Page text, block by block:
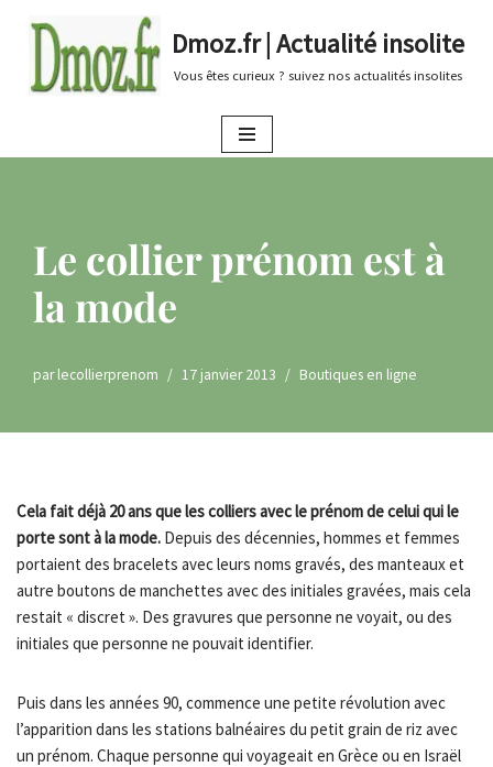
au
Dmoz.fr | Actualité insolite
Vous êtes curieux ? suivez nos actualités insolites
Le collier prénom est à
la mode
parlecollierprenom 17 janvier 2013 Boutiques en ligne
Cela fait déjà 20 ans que les colliers avec le prénom de celui qui le
porte sont à la mode. Depuis des décennies, hommes et femmes
portaient des bracelets avec leurs noms gravés, des manteaux et
autre boutons de manchettes avec des initiales gravées, mais cela
restait « discret ». Des gravures que personne ne voyait, ou des
initiales que personne ne pouvait identifier.
Puis dans les années 90, commence une petite révolution avec
l’apparition dans les stations balnéaires du petit grain de riz avec
un prénom. Chaque personne qui voyageait en Grèce ou en Israël